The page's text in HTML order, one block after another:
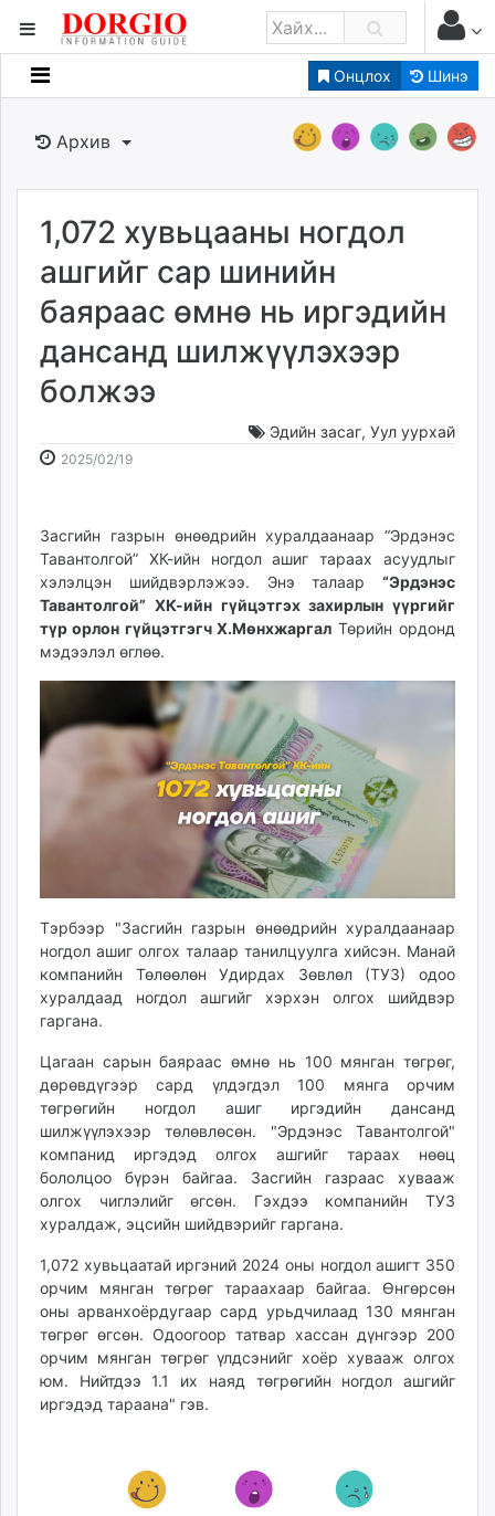
Онцлох Шинэ
Мэдээллийн
Банк санхүү
Бизнес ААН
Төрийн
Нийслэлийн
dorgio.mn
Gogo.mn
caak.mn
news.mn
Baabar.mn
mnb.mn
Livetv.mn
Eguur.mn
24tsag.mn
shuud.mn
eagle.mn
zarig.mn
today.mn
ugluu.mn
unen.mn
asu.mn
shudarga.mn
shuurhai.mn
unuudur.mn
mglradio.com
fact.mn
itoim.mn
tumen.mn
shuum.mn
times.mn
tvmongolia.mn
mass.mn
unegui.mn
assa.mn
toim.mn
tac.mn
paparazzi.mn
Архив
1,072 хувьцааны ногдол
ашгийг сар шинийн
баяраас өмнө нь иргэдийн
дансанд шилжүүлэхээр
болжээ
Эдийн засаг, Уул уурхай
2025/02/192025-
12:58:10
2026-
04:35:16
Засгийн газрын өнөөдрийн хуралдаанаар “Эрдэнэс
Тавантолгой” ХК-ийн ногдол ашиг тараах асуудлыг
хэлэлцэн шийдвэрлэжээ. Энэ талаар “Эрдэнэс
Тавантолгой” ХК-ийн гүйцэтгэх захирлын үүргийг
түр орлон гүйцэтгэгч Х.Мөнхжаргал Төрийн ордонд
мэдээлэл өглөө.
Тэрбээр "Засгийн газрын өнөөдрийн хуралдаанаар
ногдол ашиг олгох талаар танилцуулга хийсэн. Манай
компанийн Төлөөлөн Удирдах Зөвлөл (ТУЗ) одоо
хуралдаад ногдол ашгийг хэрхэн олгох шийдвэр
гаргана.
Цагаан сарын баяраас өмнө нь 100 мянган төгрөг,
дөрөвдүгээр сард үлдэгдэл 100 мянга орчим
төгрөгийн ногдол ашиг иргэдийн дансанд
шилжүүлэхээр төлөвлөсөн. "Эрдэнэс Тавантолгой"
компанид иргэдэд олгох ашгийг тараах нөөц
бололцоо бүрэн байгаа. Засгийн газраас хувааж
олгох чиглэлийг өгсөн. Гэхдээ компанийн ТУЗ
хуралдаж, эцсийн шийдвэрийг гаргана.
1,072 хувьцаатай иргэний 2024 оны ногдол ашигт 350
орчим мянган төгрөг тараахаар байгаа. Өнгөрсөн
оны арванхоёрдугаар сард урьдчилаад 130 мянган
төгрөг өгсөн. Одоогоор татвар хассан дүнгээр 200
орчим мянган төгрөг үлдсэнийг хоёр хувааж олгох
юм. Нийтдээ 1.1 их наяд төгрөгийн ногдол ашгийг
иргэдэд тараана" гэв.